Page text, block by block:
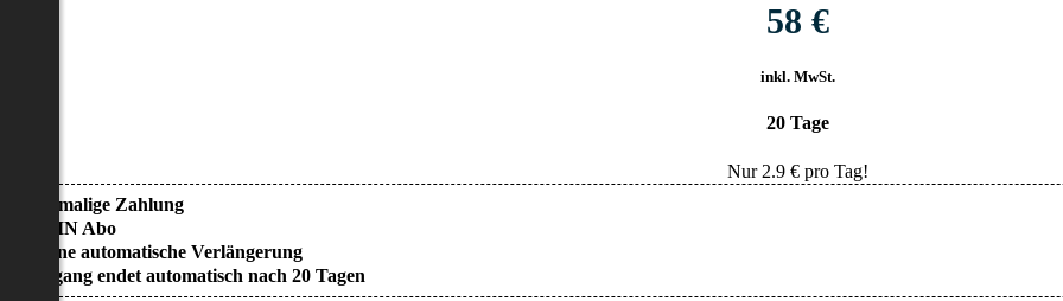
58 €
inkl. MwSt.
20 Tage
Nur 2.9€ pro Tag!
• Einmalige Zahlung
• KEIN Abo
• Keine automatische Verlängerung
• Zugang endet automatisch nach 20 Tagen